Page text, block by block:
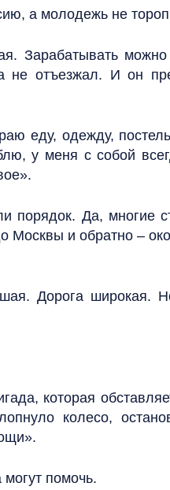
а молодежь не
Зарабатывать
не отъезжал. И он
еду, одежду,
у меня с собой
порядок. Да,
Москвы и обратно –
Дорога
которая
колесо,
помочь.